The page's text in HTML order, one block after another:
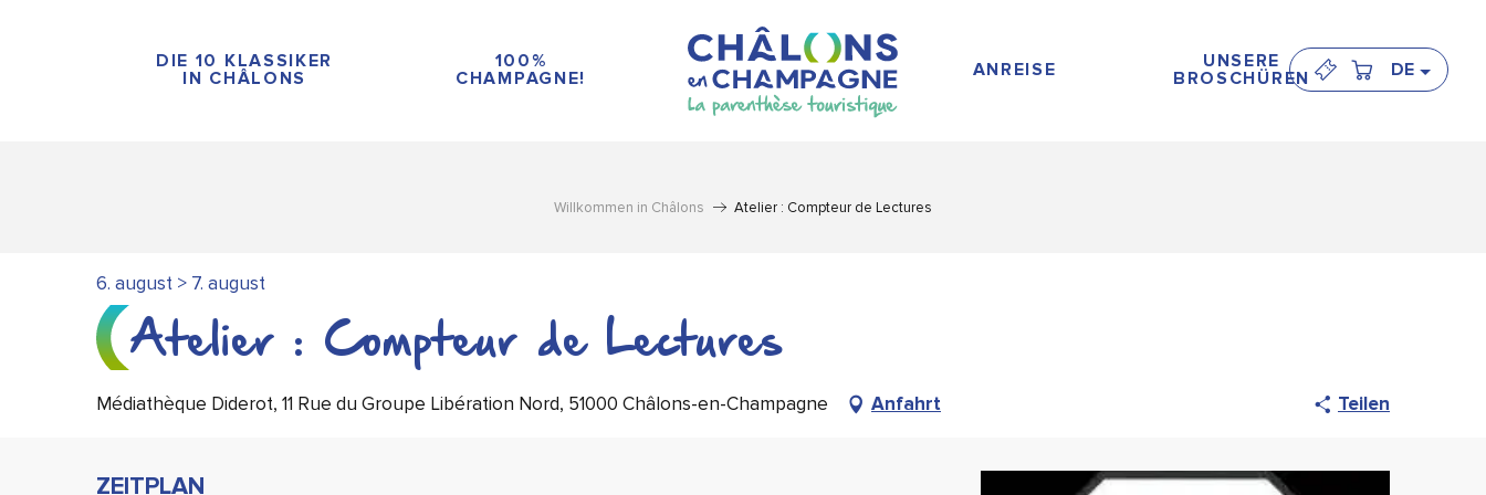
DIE 10 KLASSIKER
IN CHÂLONS
100%
CHAMPAGNE!
ANREISE
UNSERE
BROSCHÜREN
DE
Willkommen in Châlons Atelier : Compteur de Lectures
6. august > 7. august
Atelier : Compteur de Lectures
Médiathèque Diderot, 11 Rue du Groupe Libération Nord, 51000 Châlons-en-Champagne Anfahrt Teilen
ZEITPLAN